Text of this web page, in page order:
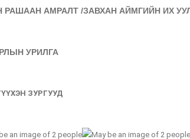
АМРАЛТ /ЗАВХАН АЙМГИЙН ИХ
УРИЛГА​
ЗУРГУУД